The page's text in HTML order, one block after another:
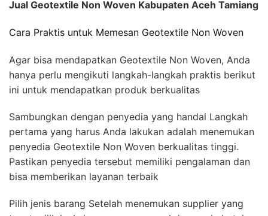
Jual Geotextile Non Woven Kabupaten Aceh Tamiang
Cara Praktis untuk Memesan Geotextile Non Woven
Agar bisa mendapatkan Geotextile Non Woven, Anda
hanya perlu mengikuti langkah-langkah praktis berikut
ini untuk mendapatkan produk berkualitas
Sambungkan dengan penyedia yang handal Langkah
pertama yang harus Anda lakukan adalah menemukan
penyedia Geotextile Non Woven berkualitas tinggi.
Pastikan penyedia tersebut memiliki pengalaman dan
bisa memberikan layanan terbaik
Pilih jenis barang Setelah menemukan supplier yang